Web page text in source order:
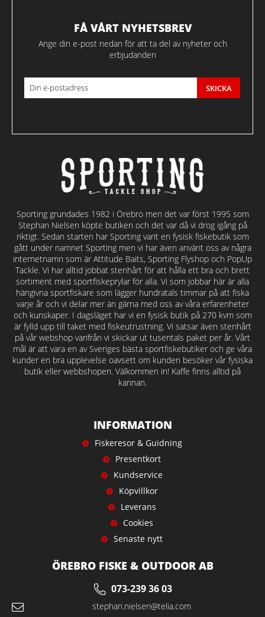
FÅ VÅRT NYHETSBREV
Ange din e-post nedan för att ta del av nyheter och
erbjudanden
SKICKA
Sporting grundades 1982 i Örebro men det var först 1995 som
Stephan Nielsen köpte butiken och det var då vi drog igång på
riktigt. Sedan starten har Sporting varit en fysisk fiskebutik som
gått under namnet Sporting men vi har även använt oss av några
internetnamn som är Attitude Baits, Sporting Flyshop och PopUp
Tackle. Vi har alltid jobbat stenhårt för att hålla ett bra och brett
sortiment med sportfiskeprylar för alla. Vi som jobbar här är alla
hängivna sportfiskare som lägger hundratals timmar på att fiska
varje år och vi delar mer än gärna med oss av våra erfarenheter
och kunskaper. I dagsläget har vi en fysisk butik på 270 kvm som
är fylld upp till taket med fiskeutrustning. Vi satsar även stenhårt
på vår webshop varifrån vi skickar ut tusentals paket per år. Vårt
mål är att vara en av Sveriges bästa sportfiskebutiker och ge våra
kunder en bra upplevelse oavsett om kunden besöker vår fysiska
butik eller webbshopen. Välkommen in! Kaffe finns alltid på
kannan.
INFORMATION
Fiskeresor & Guidning
Presentkort
Kundservice
Köpvillkor
Leverans
Cookies
Senaste nytt
ÖREBRO FISKE & OUTDOOR AB
073-239 36 03
stephan.nielsen@telia.com